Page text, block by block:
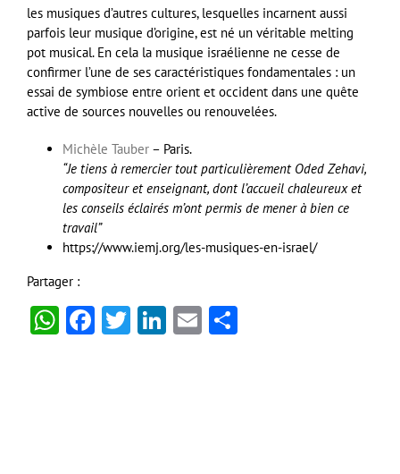
les musiques d’autres cultures, lesquelles incarnent aussi
parfois leur musique d’origine, est né un véritable melting
pot musical. En cela la musique israélienne ne cesse de
confirmer l’une de ses caractéristiques fondamentales : un
essai de symbiose entre orient et occident dans une quête
active de sources nouvelles ou renouvelées.
Michèle Tauber – Paris.
“Je tiens à remercier tout particulièrement Oded Zehavi,
compositeur et enseignant, dont l’accueil chaleureux et
les conseils éclairés m’ont permis de mener à bien ce
travail”
https://www.iemj.org/les-musiques-en-israel/
Partager :
WhatsApp
Facebook
Twitter
LinkedIn
Email